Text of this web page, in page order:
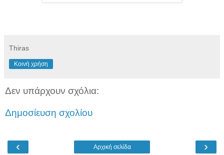
Thiras
Κοινή χρήση
Δεν υπάρχουν σχόλια:
Δημοσίευση σχολίου
‹ ›
Αρχική σελίδα